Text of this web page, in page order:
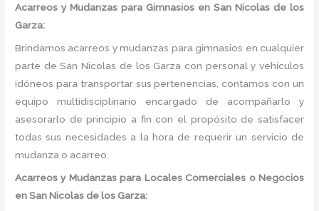
Acarreos y Mudanzas para Gimnasios en San Nicolas de los
Garza:
Brindamos acarreos y mudanzas para gimnasios en cualquier
parte de San Nicolas de los Garza con personal y vehículos
idóneos para transportar sus pertenencias, contamos con un
equipo multidisciplinario encargado de acompañarlo y
asesorarlo de principio a fin con el propósito de satisfacer
todas sus necesidades a la hora de requerir un servicio de
mudanza o acarreo.
Acarreos y Mudanzas para Locales Comerciales o Negocios
en San Nicolas de los Garza: